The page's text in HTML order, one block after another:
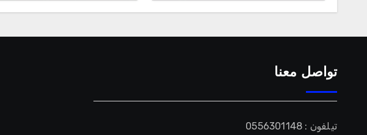
تواصل معنا
تيلفون : 0556301148